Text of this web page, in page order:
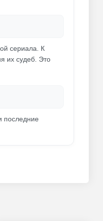
сериала. К
их судеб. Это
последние